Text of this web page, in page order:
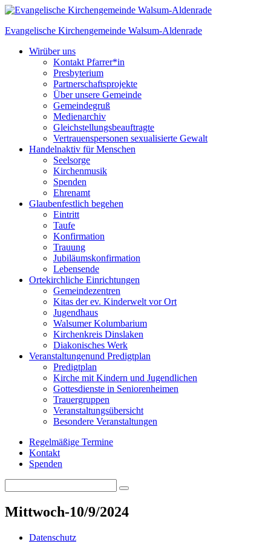
Skip
content
Evangelische Kirchengemeinde Walsum-Aldenrade
Wirüber uns
Kontakt Pfarrer*in
Presbyterium
Partnerschaftsprojekte
Über unsere Gemeinde
Gemeindegruß
Medienarchiv
Gleichstellungs­beauftragte
Vertrauenspersonen sexualisierte Gewalt
Handelnaktiv für Menschen
Seelsorge
Kirchenmusik
Spenden
Ehrenamt
Glaubenfestlich begehen
Eintritt
Taufe
Konfirmation
Trauung
Jubiläumskonfirmation
Lebensende
Ortekirchliche Einrichtungen
Gemeindezentren
Kitas der ev. Kinderwelt vor Ort
Jugendhaus
Walsumer Kolumbarium
Kirchenkreis Dinslaken
Diakonisches Werk
Veranstaltungenund Predigtplan
Predigtplan
Kirche mit Kindern und Jugendlichen
Gottesdienste in Seniorenheimen
Trauergruppen
Veranstaltungsübersicht
Besondere Veranstaltungen
Regelmäßige Termine
Kontakt
Spenden
for:
Search
Mittwoch-10/9/2024
Datenschutz